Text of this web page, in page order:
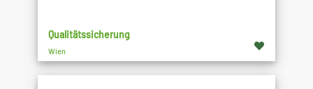
Qualitätssicherung
Wien